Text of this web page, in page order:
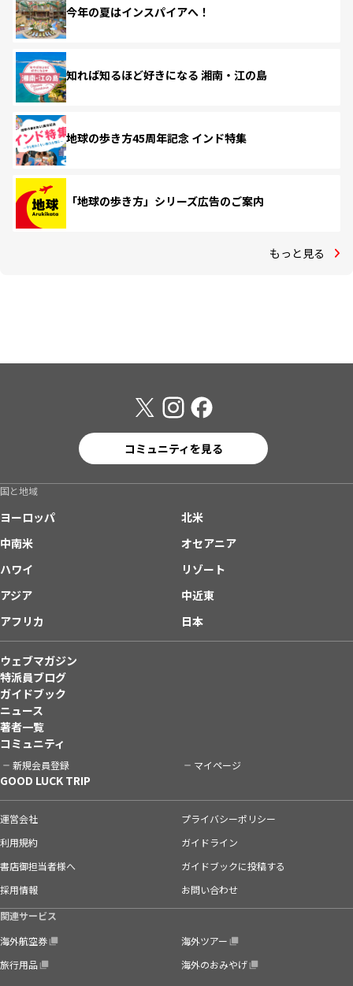
今年の夏はインスパイアへ！
知れば知るほど好きになる 湘南・江の島
地球の歩き方45周年記念 インド特集
「地球の歩き方」シリーズ広告のご案内
もっと見る
コミュニティを見る
国と地域
ヨーロッパ
北米
中南米
オセアニア
ハワイ
リゾート
アジア
中近東
アフリカ
日本
ウェブマガジン
特派員ブログ
ガイドブック
ニュース
著者一覧
コミュニティ
新規会員登録 マイページ
GOOD LUCK TRIP
運営会社
プライバシーポリシー
利用規約
ガイドライン
書店御担当者様へ
ガイドブックに投稿する
採用情報
お問い合わせ
関連サービス
海外航空券
海外ツアー
旅行用品
海外のおみやげ